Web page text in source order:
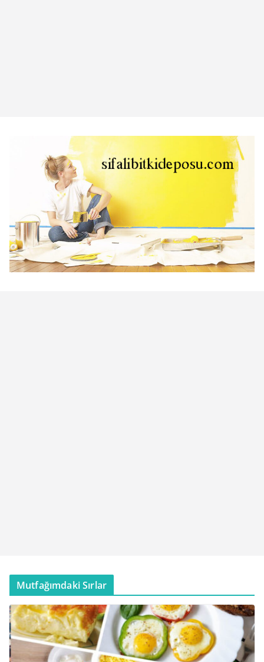
Mutfağımdaki Sırlar